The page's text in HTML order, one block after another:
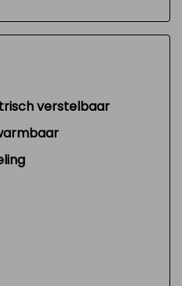
verstelbaar